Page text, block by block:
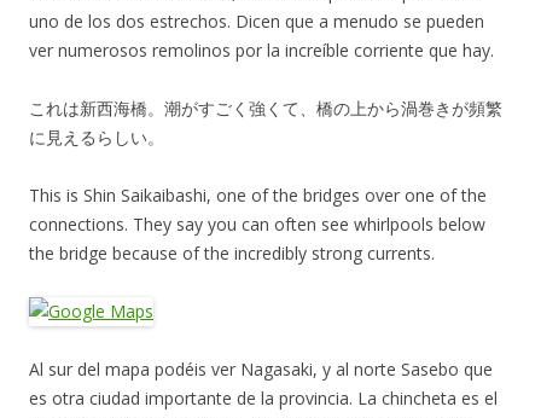
uno de los dos estrechos. Dicen que a menudo se pueden
ver numerosos remolinos por la increíble corriente que hay.
これは新西海橋。潮がすごく強くて、橋の上から渦巻きが頻繁
に見えるらしい。
This is Shin Saikaibashi, one of the bridges over one of the
connections. They say you can often see whirlpools below
the bridge because of the incredibly strong currents.
Al sur del mapa podéis ver Nagasaki, y al norte Sasebo que
es otra ciudad importante de la provincia. La chincheta es el